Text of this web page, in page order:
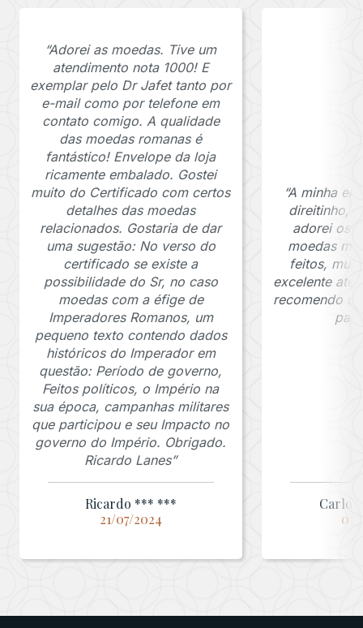
“Adorei as moedas. Tive um
atendimento nota 1000! E
exemplar pelo Dr Jafet tanto por
e-mail como por telefone em
contato comigo. A qualidade
das moedas romanas é
fantástico! Envelope da loja
ricamente embalado. Gostei
muito do Certificado com certos
detalhes das moedas
relacionados. Gostaria de dar
uma sugestão: No verso do
certificado se existe a
possibilidade do Sr, no caso
moedas com a éfige de
Imperadores Romanos, um
pequeno texto contendo dados
históricos do Imperador em
questão: Período de governo,
Feitos políticos, o Império na
sua época, campanhas militares
que participou e seu Impacto no
governo do Império. Obrigado.
Ricardo Lanes”
Ricardo *** ***
21/07/2024
“A minha
direitinho,
adorei os
moedas
feitos,
excelente
recomendo o
03/